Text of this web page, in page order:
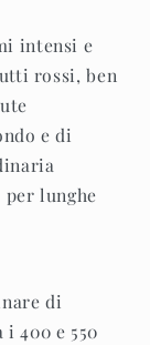
intensi e
rossi, ben
e di
lunghe
di
400 e 550